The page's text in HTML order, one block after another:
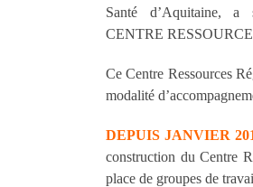
Santé d’Aquitaine,
CENTRE
Ce Centre Ressources
modalité
DEPUIS JANVIER
construction du Centre
place de groupes de